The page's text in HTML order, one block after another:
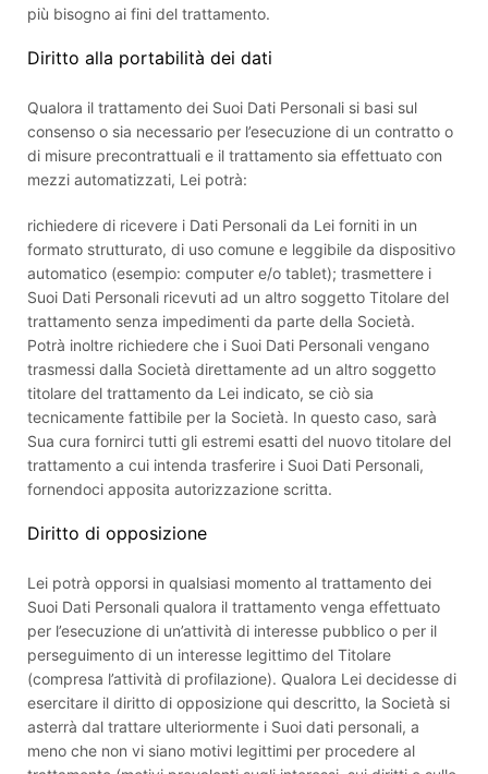
più bisogno ai fini del trattamento.
Diritto alla portabilità dei dati
Qualora il trattamento dei Suoi Dati Personali si basi sul
consenso o sia necessario per l’esecuzione di un contratto o
di misure precontrattuali e il trattamento sia effettuato con
mezzi automatizzati, Lei potrà:
richiedere di ricevere i Dati Personali da Lei forniti in un
formato strutturato, di uso comune e leggibile da dispositivo
automatico (esempio: computer e/o tablet); trasmettere i
Suoi Dati Personali ricevuti ad un altro soggetto Titolare del
trattamento senza impedimenti da parte della Società.
Potrà inoltre richiedere che i Suoi Dati Personali vengano
trasmessi dalla Società direttamente ad un altro soggetto
titolare del trattamento da Lei indicato, se ciò sia
tecnicamente fattibile per la Società. In questo caso, sarà
Sua cura fornirci tutti gli estremi esatti del nuovo titolare del
trattamento a cui intenda trasferire i Suoi Dati Personali,
fornendoci apposita autorizzazione scritta.
Diritto di opposizione
Lei potrà opporsi in qualsiasi momento al trattamento dei
Suoi Dati Personali qualora il trattamento venga effettuato
per l’esecuzione di un’attività di interesse pubblico o per il
perseguimento di un interesse legittimo del Titolare
(compresa l’attività di profilazione). Qualora Lei decidesse di
esercitare il diritto di opposizione qui descritto, la Società si
asterrà dal trattare ulteriormente i Suoi dati personali, a
meno che non vi siano motivi legittimi per procedere al